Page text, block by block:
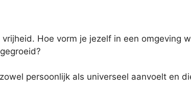
Hoe vorm je jezelf in een omgeving
persoonlijk als universeel aanvoelt en